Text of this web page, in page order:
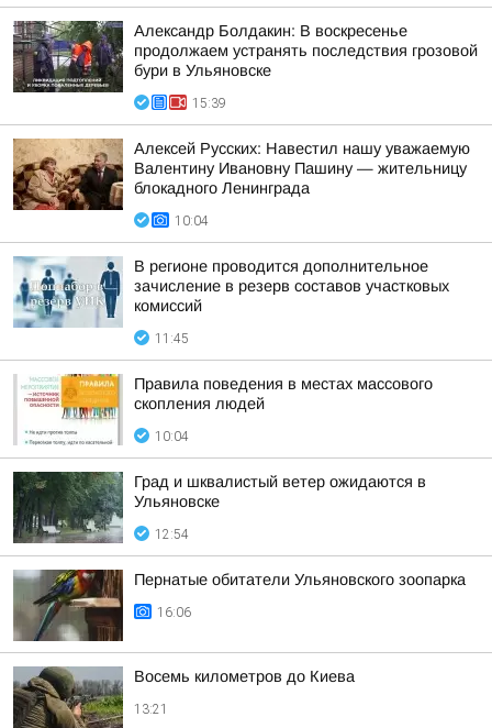
Александр Болдакин: В воскресенье
продолжаем устранять последствия грозовой
бури в Ульяновске
15:39
Алексей Русских: Навестил нашу уважаемую
Валентину Ивановну Пашину — жительницу
блокадного Ленинграда
10:04
В регионе проводится дополнительное
зачисление в резерв составов участковых
комиссий
11:45
Правила поведения в местах массового
скопления людей
10:04
Град и шквалистый ветер ожидаются в
Ульяновске
12:54
Пернатые обитатели Ульяновского зоопарка
16:06
Восемь километров до Киева
13:21